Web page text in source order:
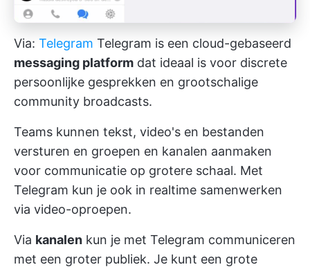
Via: Telegram Telegram is een cloud-gebaseerd
messaging platform dat ideaal is voor discrete
persoonlijke gesprekken en grootschalige
community broadcasts.
Teams kunnen tekst, video's en bestanden
versturen en groepen en kanalen aanmaken
voor communicatie op grotere schaal. Met
Telegram kun je ook in realtime samenwerken
via video-oproepen.
Via kanalen kun je met Telegram communiceren
met een groter publiek. Je kunt een grote